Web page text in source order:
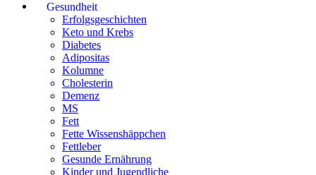
Gesundheit
Erfolgsgeschichten
Keto und Krebs
Diabetes
Adipositas
Kolumne
Cholesterin
Demenz
MS
Fett
Fette Wissenshäppchen
Fettleber
Gesunde Ernährung
Kinder und Jugendliche